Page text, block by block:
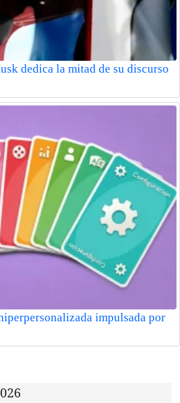
dedica la mitad de su discurso
impulsada por